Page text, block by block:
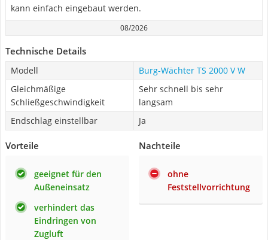
kann einfach eingebaut werden.
08/2026
Technische Details
Modell
Burg-Wächter TS 2000 V W
Gleichmäßige
Schließgeschwindigkeit
Sehr schnell bis sehr
langsam
Endschlag einstellbar
Ja
Vorteile
geeignet für den
Außeneinsatz
verhindert das
Eindringen von
Zugluft
Nachteile
ohne
Feststellvorrichtung